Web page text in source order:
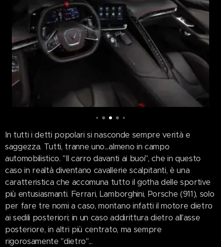
In tutti i detti popolari si nasconde sempre verità e
saggezza. Tutti, tranne uno...almeno in campo
automobilistico. "Il carro davanti ai buoi", che in questo
caso in realtà diventano cavallerie scalpitanti, è una
caratteristica che accomuna tutto il gotha delle sportive
più entusiasmanti. Ferrari, Lamborghini, Porsche (911), solo
per fare tre nomi a caso, montano infatti il motore dietro
ai sedili posteriori; in un caso addirittura dietro all'asse
posteriore, in altri più centrato, ma sempre
rigorosamente "dietro"...